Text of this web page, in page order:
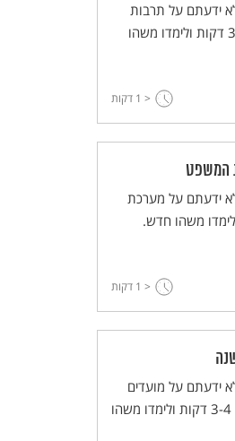
ידעתם על תרבות
היהודית ישראלית? קחו 3-4 דקות ולימדו משהו
< 1 דקות
המשפט
ידעתם על מערכת
< 1 דקות
ידעתם על מועדים
ואירועים בלוח השנה? קחו 3-4 דקות ולימדו משהו